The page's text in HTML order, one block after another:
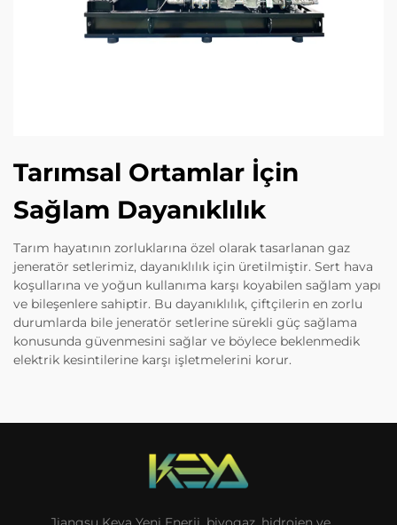
Tarımsal Ortamlar İçin
Sağlam Dayanıklılık
Tarım hayatının zorluklarına özel olarak tasarlanan gaz
jeneratör setlerimiz, dayanıklılık için üretilmiştir. Sert hava
koşullarına ve yoğun kullanıma karşı koyabilen sağlam yapı
ve bileşenlere sahiptir. Bu dayanıklılık, çiftçilerin en zorlu
durumlarda bile jeneratör setlerine sürekli güç sağlama
konusunda güvenmesini sağlar ve böylece beklenmedik
elektrik kesintilerine karşı işletmelerini korur.